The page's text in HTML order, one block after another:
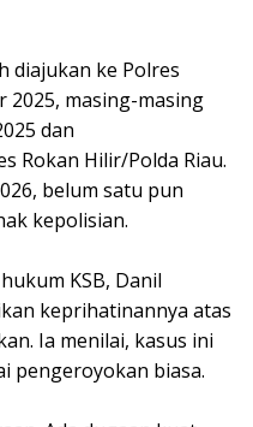
diajukan ke Polres
2025, masing-masing
dan
Rokan Hilir/Polda Riau.
belum satu pun
kepolisian.
KSB, Danil
keprihatinannya atas
Ia menilai, kasus ini
pengeroyokan biasa.